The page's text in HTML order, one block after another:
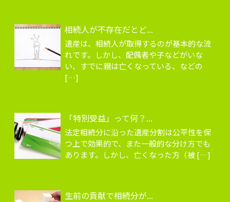
相続人が不存在だとど...
遺産は、相続人が取得するのが基本的な流
れです。しかし、配偶者や子などがいな
い、すでに親は亡くなっている、などの
[…]
「特別受益」って何？...
法定相続分に沿った遺産分割は公平性を保
つ上で効果的で、また一般的な分け方でも
あります。しかし、亡くなった方（被 […]
生前の貢献で相続分が...